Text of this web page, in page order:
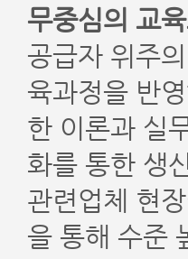
무중심의 교
공급자 위주
육과정을 반
한 이론과 실
화를 통한 생
관련업체 현
을 통해 수준